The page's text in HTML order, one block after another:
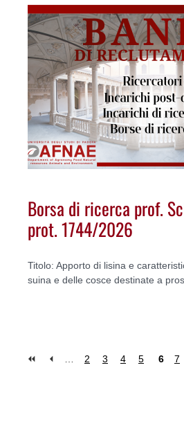
Borsa di ricerca prof.
prot. 1744/2026
Titolo: Apporto di lisina e
suina e delle cosce destinate a
2 3 4 5 6 7